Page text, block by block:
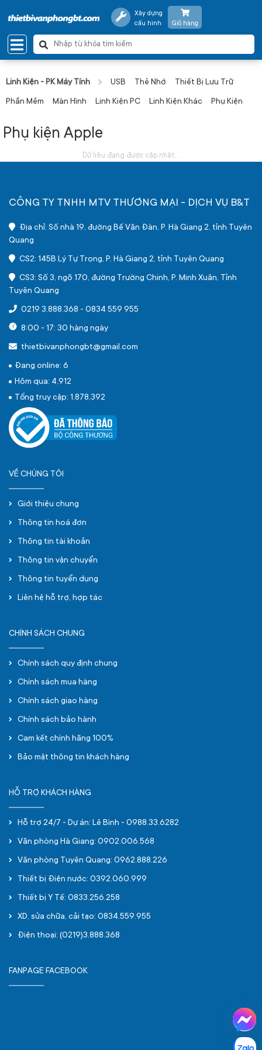
Xây dựng
cấu hình
Giỏ hàng
Linh Kiện - PK Máy Tính USB Thẻ Nhớ Thiết Bị Lưu Trữ
Phần Mềm Màn Hình Linh Kiện PC Linh Kiện Khác Phụ Kiện
Phụ kiện Apple
Dữ liệu đang được cập nhật...
CÔNG TY TNHH MTV THƯƠNG MẠI - DỊCH VỤ B&T
Địa chỉ: Số nhà 19, đường Bế Văn Đàn, P. Hà Giang 2, tỉnh Tuyên
Quang
CS2: 145B Lý Tự Trọng, P. Hà Giang 2, tỉnh Tuyên Quang
CS3: Số 3, ngõ 170, đường Trường Chinh, P. Minh Xuân, Tỉnh
Tuyên Quang
0219 3.888.368 - 0834 559 955
8:00 - 17: 30 hàng ngày
thietbivanphongbt@gmail.com
Đang online: 6
Hôm qua: 4,912
Tổng truy cập: 1,878,392
VỀ CHÚNG TÔI
Giới thiệu chung
Thông tin hoá đơn
Thông tin tài khoản
Thông tin vận chuyển
Thông tin tuyển dụng
Liên hệ hỗ trợ, hợp tác
CHÍNH SÁCH CHUNG
Chính sách quy định chung
Chính sách mua hàng
Chính sách giao hàng
Chính sách bảo hành
Cam kết chính hãng 100%
Bảo mật thông tin khách hàng
HỖ TRỢ KHÁCH HÀNG
Hỗ trợ 24/7 - Dự án: Lê Bình - 0988.33.6282
Văn phòng Hà Giang: 0902.006.568
Văn phòng Tuyên Quang: 0962.888.226
Thiết bị Điện nước: 0392.060.999
Thiết bị Y Tế: 0833.256.258
XD, sửa chữa, cải tạo: 0834.559.955
Điện thoại: (0219)3.888.368
FANPAGE FACEBOOK